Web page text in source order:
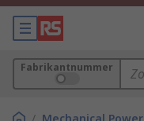
Fabrikantnummer